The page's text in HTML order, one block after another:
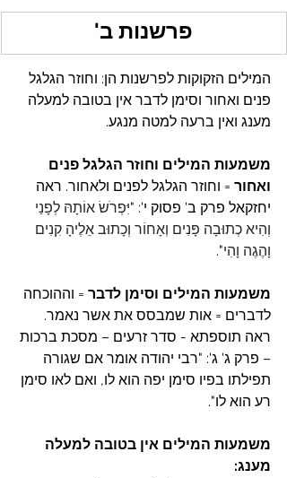
פרשנות ב'
המילים הזקוקות לפרשנות הן: וחוזר הגלגל
פנים ואחור וסימן לדבר אין בטובה למעלה
מענג ואין ברעה למטה מנגע.
משמעות המילים וחוזר הגלגל פנים
ואחור = וחוזר הגלגל לפנים ולאחור. ראה
יחזקאל פרק ב' פסוק י': "יִּפְרֹשׂ אוֹתָהּ לְפָנַי
וְהִיא כְתוּבָה פָּנִים וְאָחוֹר וְכָתוּב אֵלֶיהָ קִנִים
וָהֶגֶה וָהִי".
משמעות המילים וסימן לדבר = וההוכחה
לדברים = אות שמבסס את אשר נאמר.
ראה תוספתא - סדר זרעים – מסכת ברכות
– פרק ג' ג': "רבי יהודה אומר אם שגורה
תפילתו בפיו סימן יפה הוא לו, ואם לאו סימן
רע הוא לו".
משמעות המילים אין בטובה למעלה
מענג: